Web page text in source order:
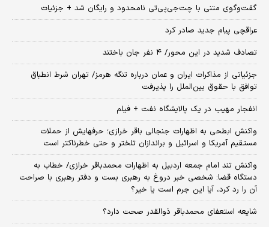
گفت‌وگوی متنی با چت‌جی‌پی‌تی نامحدود و رایگان شد + جزئیات
عراقچی پیام جدید صادر کرد
تصادف شدید در این محور/ ۴ نفر جان باختند
جزئیاتی از مذاکرات ایران و عمان درباره تنگه هرمز/ تهران شرط انطباق
توافق با حقوق بین‌الملل را پذیرفت
انفجار مهیب در یک پالایشگاه نفت + فیلم
واکنش ابطحی به اظهارات جنجالی باقر خرازی؛ حرفهایش از حملات
مستقیم آمریکا و اسرائیل و براندازان تلختر و حتی خطرناکتر است
واکنش تند امام جمعه اردبیل به اظهارات محمدباقر خرازی/ خطاب به
دستگاه قضا: شخصی خبر دروغ به رهبری بست و دفتر رهبری با صراحت
آن را رد کرد، آیا این جرم است یا خیر؟
شایعه استعفای محمدباقر ذوالقدر صحت دارد؟